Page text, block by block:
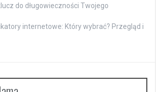
do długowieczności Twojego
internetowe: Który wybrać? Przegląd i